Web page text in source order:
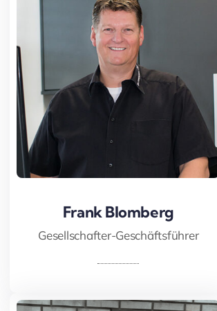
Frank Blomberg
Gesellschafter-Geschäftsführer
Frank Blomberg